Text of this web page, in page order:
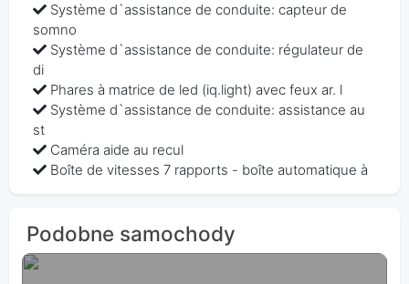
Système d`assistance de conduite: capteur de
somno
Système d`assistance de conduite: régulateur de
di
Phares à matrice de led (iq.light) avec feux ar. l
Système d`assistance de conduite: assistance au
st
Caméra aide au recul
Boîte de vitesses 7 rapports - boîte automatique à
Podobne samochody